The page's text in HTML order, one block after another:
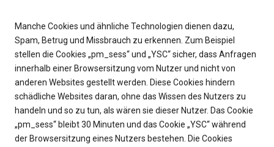
Manche Cookies und ähnliche Technologien dienen dazu,
Spam, Betrug und Missbrauch zu erkennen. Zum Beispiel
stellen die Cookies „pm_sess“ und „YSC“ sicher, dass Anfragen
innerhalb einer Browsersitzung vom Nutzer und nicht von
anderen Websites gestellt werden. Diese Cookies hindern
schädliche Websites daran, ohne das Wissen des Nutzers zu
handeln und so zu tun, als wären sie dieser Nutzer. Das Cookie
„pm_sess“ bleibt 30 Minuten und das Cookie „YSC“ während
der Browsersitzung eines Nutzers bestehen. Die Cookies